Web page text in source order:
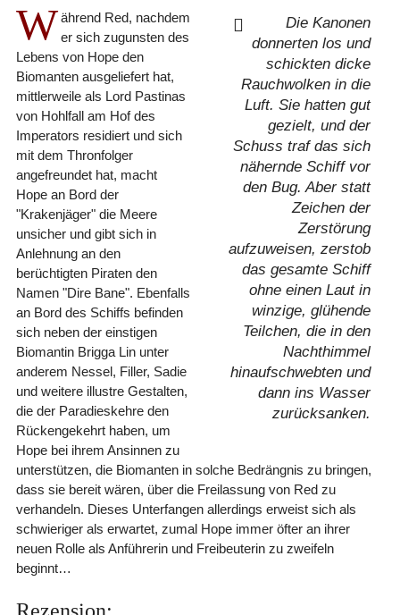
Die Kanonen
donnerten los und
schickten dicke
Rauchwolken in die
Luft. Sie hatten gut
gezielt, und der
Schuss traf das sich
nähernde Schiff vor
den Bug. Aber statt
Zeichen der
Zerstörung
aufzuweisen, zerstob
das gesamte Schiff
ohne einen Laut in
winzige, glühende
Teilchen, die in den
Nachthimmel
hinaufschwebten und
dann ins Wasser
zurücksanken.
W ährend Red, nachdem
er sich zugunsten des
Lebens von Hope den
Biomanten ausgeliefert hat,
mittlerweile als Lord Pastinas
von Hohlfall am Hof des
Imperators residiert und sich
mit dem Thronfolger
angefreundet hat, macht
Hope an Bord der
"Krakenjäger" die Meere
unsicher und gibt sich in
Anlehnung an den
berüchtigten Piraten den
Namen "Dire Bane". Ebenfalls
an Bord des Schiffs befinden
sich neben der einstigen
Biomantin Brigga Lin unter
anderem Nessel, Filler, Sadie
und weitere illustre Gestalten,
die der Paradieskehre den
Rückengekehrt haben, um
Hope bei ihrem Ansinnen zu
unterstützen, die Biomanten in solche Bedrängnis zu bringen,
dass sie bereit wären, über die Freilassung von Red zu
verhandeln. Dieses Unterfangen allerdings erweist sich als
schwieriger als erwartet, zumal Hope immer öfter an ihrer
neuen Rolle als Anführerin und Freibeuterin zu zweifeln
beginnt…